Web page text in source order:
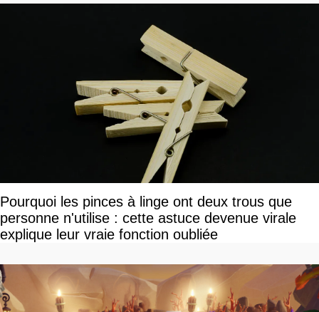
Pourquoi les pinces à linge ont deux trous que
personne n'utilise : cette astuce devenue virale
explique leur vraie fonction oubliée